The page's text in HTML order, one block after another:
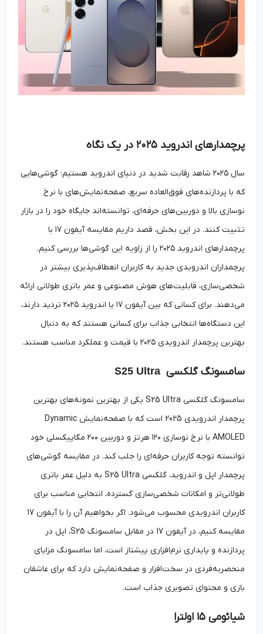
پرچمدارهای اندروید ۲۰۲۵ در یک نگاه
سال ۲۰۲۵ شاهد رقابت شدید در دنیای اندروید هستیم؛ گوشی‌هایی
که با پردازنده‌های فوق‌العاده سریع، صفحه‌نمایش‌های با نرخ
نوسازی بالا و دوربین‌های حرفه‌ای، توانسته‌اند جایگاه خود را در بازار
تثبیت کنند. در این بخش، قصد داریم مقایسه آیفون ۱۷ با
پرچمدارهای اندروید ۲۰۲۵ را از زاویه این گوشی‌ها بررسی کنیم.
پرچمداران اندرویدی جدید به کاربران انعطاف‌پذیری بیشتر در
شخصی‌سازی، قابلیت‌های هوش مصنوعی و عمر باتری طولانی ارائه
می‌دهند. برای کسانی که بین آیفون ۱۷ یا اندروید ۲۰۲۵ تردید دارند،
این دستگاه‌ها انتخابی جذاب برای کسانی هستند که به دنبال
بهترین پرچمدار اندرویدی ۲۰۲۵ با قیمت و عملکرد مناسب هستند.
سامسونگ گلکسیS25 Ultra
سامسونگ گلکسی S25 Ultra یکی از بهترین نمونه‌های بهترین
پرچمدار اندرویدی 2025 است که با صفحه‌نمایش Dynamic
AMOLED با نرخ نوسازی ۱۲۰ هرتز و دوربین ۲۰۰ مگاپیکسلی خود
توانسته توجه کاربران حرفه‌ای را جلب کند. در مقایسه گوشی‌های
پرچمدار اپل و اندروید، گلکسی S25 Ultra به دلیل عمر باتری
طولانی‌تر و امکانات شخصی‌سازی گسترده، انتخابی مناسب برای
کاربران اندرویدی محسوب می‌شود. اگر بخواهیم آن را با آیفون 17
مقایسه کنیم، در آیفون 17 در مقابل سامسونگ S25، اپل در
پردازنده و پایداری نرم‌افزاری پیشتاز است، اما سامسونگ مزایای
منحصربه‌فردی در سخت‌افزار و صفحه‌نمایش دارد که برای عاشقان
بازی و محتوای تصویری جذاب است.
شیائومی ۱۵ اولترا